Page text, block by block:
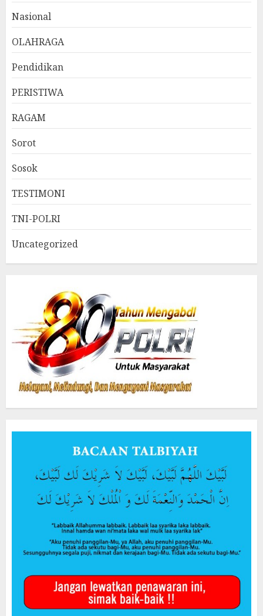
Nasional
OLAHRAGA
Pendidikan
PERISTIWA
RAGAM
Sorot
Sosok
TESTIMONI
TNI-POLRI
Uncategorized